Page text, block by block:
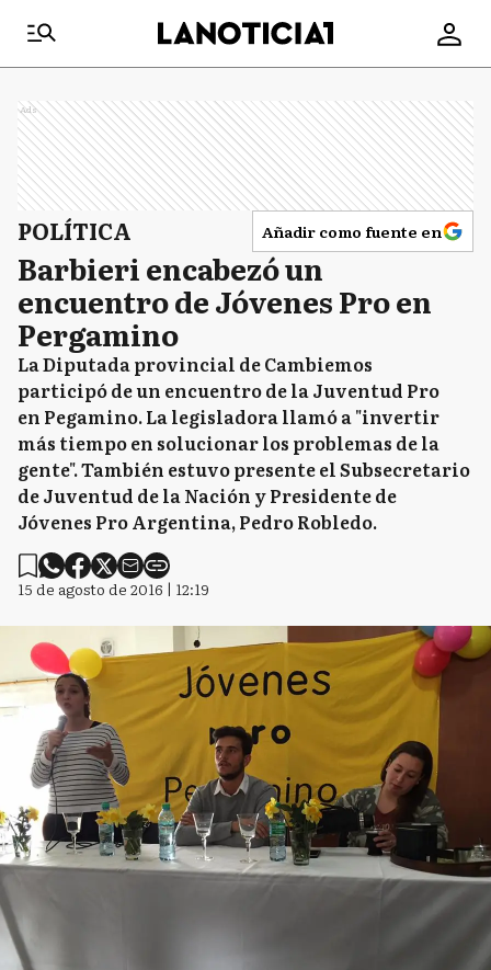
Ads
POLÍTICA Añadir como fuente en
Barbieri encabezó un
encuentro de Jóvenes Pro en
Pergamino
La Diputada provincial de Cambiemos
participó de un encuentro de la Juventud Pro
en Pegamino. La legisladora llamó a "invertir
más tiempo en solucionar los problemas de la
gente". También estuvo presente el Subsecretario
de Juventud de la Nación y Presidente de
Jóvenes Pro Argentina, Pedro Robledo.
15 de agosto de 2016 | 12:19